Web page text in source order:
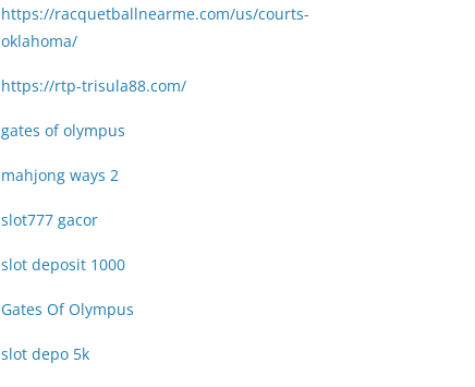
https://racquetballnearme.com/us/courts-
oklahoma/
https://rtp-trisula88.com/
gates of olympus
mahjong ways 2
slot777 gacor
slot deposit 1000
Gates Of Olympus
slot depo 5k